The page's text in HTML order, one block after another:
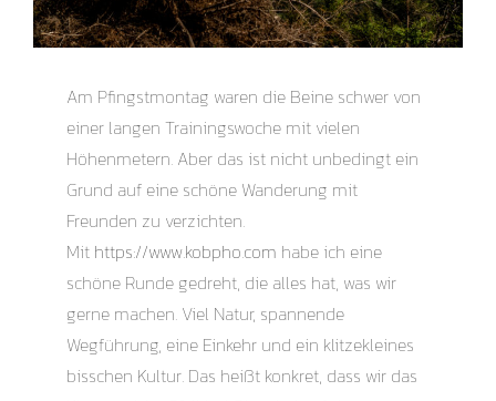
Am Pfingstmontag waren die Beine schwer von
einer langen Trainingswoche mit vielen
Höhenmetern. Aber das ist nicht unbedingt ein
Grund auf eine schöne Wanderung mit
Freunden zu verzichten.
Mit https://www.kobpho.com habe ich eine
schöne Runde gedreht, die alles hat, was wir
gerne machen. Viel Natur, spannende
Wegführung, eine Einkehr und ein klitzekleines
bisschen Kultur. Das heißt konkret, dass wir das